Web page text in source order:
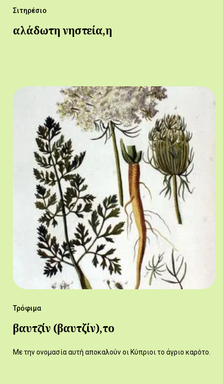
Σιτηρέσιο
αλάδωτη νηστεία,η
Τρόφιμα
βαυτζ̆ίν (βαυτζίν),το
Με την ονομασία αυτή αποκαλούν οι Κύπριοι το άγριο καρότο.